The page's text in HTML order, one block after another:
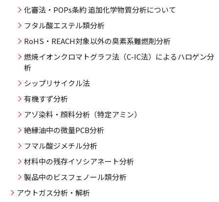
化審法・POPs条約 追加化学物質分析について
フタル酸エステル類分析
RoHS・REACH対象以外の臭素系難燃剤分析
燃焼イオンクロマトグラフ法（C-IC法）によるハロゲン分
析
シップリサイクル法
有機すず分析
アゾ染料・顔料分析（特定アミン）
絶縁油中の微量PCB分析
フマル酸ジメチル分析
材料中の残存イソシアネート分析
製品中のビスフェノール類分析
アウトガス分析・解析